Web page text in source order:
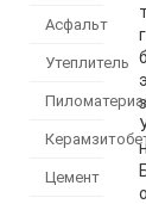
Асфальт
Утеплитель
Цемент